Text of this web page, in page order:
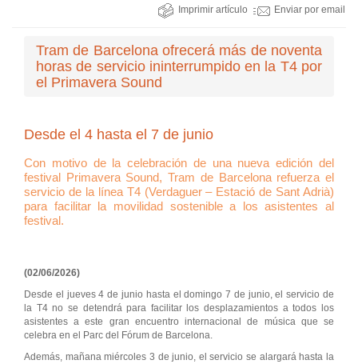
Imprimir artículo Enviar por email
Tram de Barcelona ofrecerá más de noventa
horas de servicio ininterrumpido en la T4 por
el Primavera Sound
Desde el 4 hasta el 7 de junio
Con motivo de la celebración de una nueva edición del
festival Primavera Sound, Tram de Barcelona refuerza el
servicio de la línea T4 (Verdaguer – Estació de Sant Adrià)
para facilitar la movilidad sostenible a los asistentes al
festival.
(02/06/2026)
Desde el jueves 4 de junio hasta el domingo 7 de junio, el servicio de
la T4 no se detendrá para facilitar los desplazamientos a todos los
asistentes a este gran encuentro internacional de música que se
celebra en el Parc del Fórum de Barcelona.
Además, mañana miércoles 3 de junio, el servicio se alargará hasta la